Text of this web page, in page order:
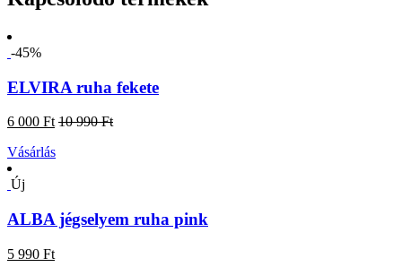
-45%
ELVIRA ruha fekete
6 000 Ft 10 990 Ft
Vásárlás
Új
ALBA jégselyem ruha pink
5 990 Ft